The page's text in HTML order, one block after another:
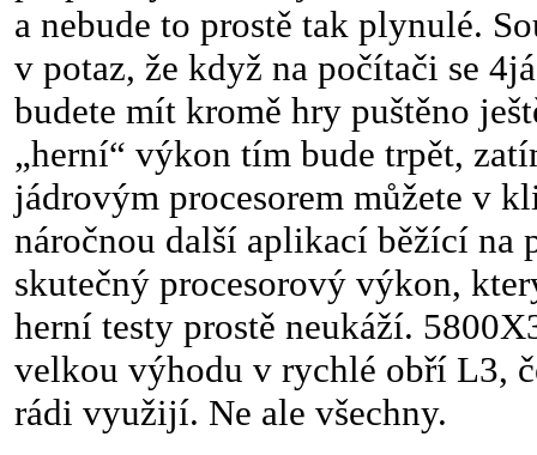
a nebude to prostě tak plynulé.
v potaz, že když na počítači se
budete mít kromě hry puštěno
„herní“ výkon tím bude trpět,
jádrovým procesorem můžete v
náročnou další aplikací běžící na
skutečný procesorový výkon,
herní testy prostě neukáží.
velkou výhodu v rychlé obří L3,
rádi využijí. Ne ale všechny.